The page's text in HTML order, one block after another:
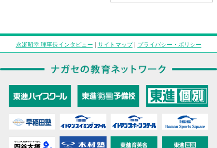
永瀬昭幸 理事長インタビュー | サイトマップ| プライバシー・ポリシー